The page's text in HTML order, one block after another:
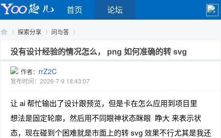
首页 论坛
探索分享
›
问与答
没有设计经验的情况怎么， png 如何准确的转 svg
作者： rrZ2C
发布时间：2026-7-9 18:43:07
让 ai 帮忙输出了设计跟预览，但是卡在怎么应用到项目里
想法是固定轮廓，然后用不同眼神状态眯眼 睁大 来表示状
态，现在碰到个困难就是市面上的转 svg 效果不行尤其是我还